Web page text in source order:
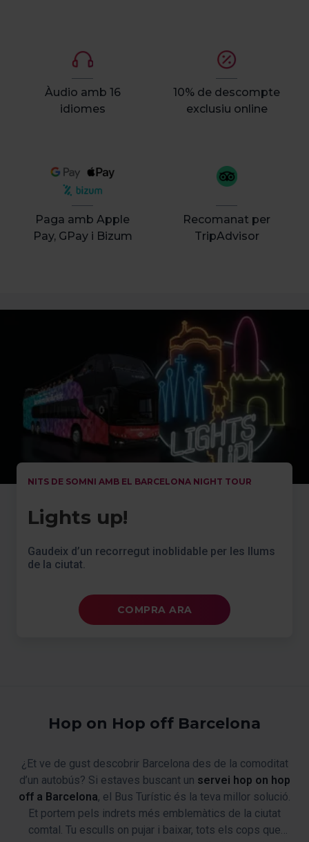
Àudio amb 16
idiomes
10% de descompte
exclusiu online
Paga amb Apple
Pay, GPay i Bizum
Recomanat per
TripAdvisor
NITS DE SOMNI AMB EL BARCELONA NIGHT TOUR
Lights up!
Gaudeix d’un recorregut inoblidable per les llums
de la ciutat.
COMPRA ARA
Hop on Hop off Barcelona
¿Et ve de gust descobrir Barcelona des de la comoditat
d’un autobús? Si estaves buscant un servei hop on hop
off a Barcelona, el Bus Turístic és la teva millor solució.
Et portem pels indrets més emblemàtics de la ciutat
comtal. Tu esculls on pujar i baixar, tots els cops que